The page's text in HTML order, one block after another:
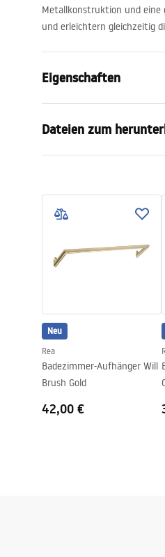
Metallkonstruktion und eine
und erleichtern gleichzeitig
Eigenschaften
Material
Montageart
Serie
Garantie
Dateien zum
Accessories_-_24.pdf
Neu
Rea
Badezimmer-Aufhänger Will
Brush Gold
42,00 €